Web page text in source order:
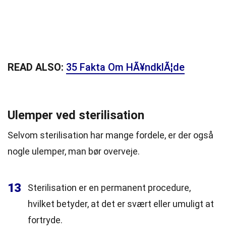
READ ALSO: 35 Fakta Om HÃ¥ndklÃ¦de
Ulemper ved sterilisation
Selvom sterilisation har mange fordele, er der også
nogle ulemper, man bør overveje.
13
Sterilisation er en permanent procedure,
hvilket betyder, at det er svært eller umuligt at
fortryde.